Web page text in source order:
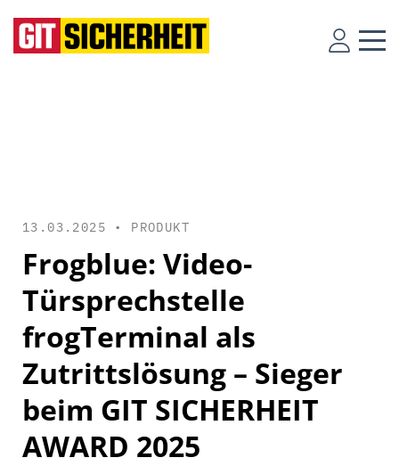
13.03.2025 • PRODUKT
Frogblue: Video-
Türsprechstelle
frogTerminal als
Zutrittslösung – Sieger
beim GIT SICHERHEIT
AWARD 2025